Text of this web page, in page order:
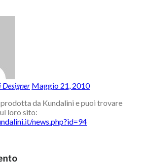
Maggio 21, 2010
da Kundalini e puoi trovare
loro sito:
news.php?id=94